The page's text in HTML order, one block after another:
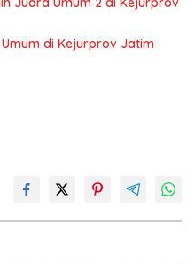
di Kejurprov Jatim